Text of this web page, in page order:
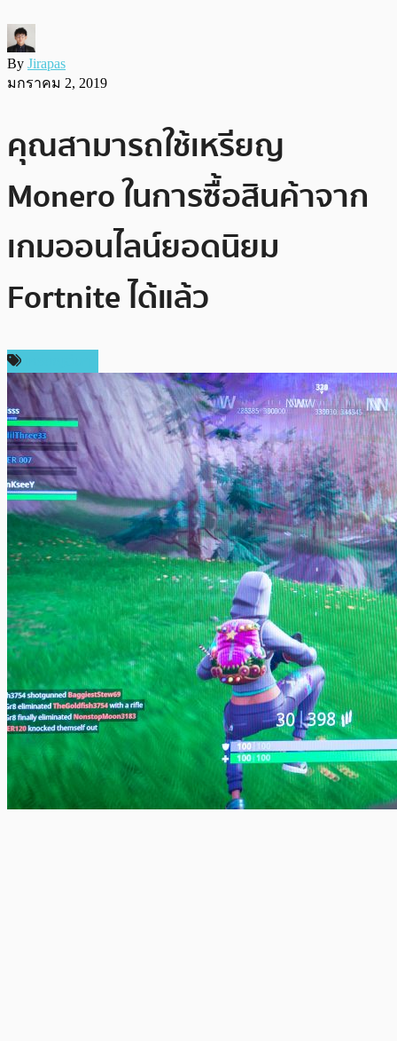
By Jirapas
มกราคม 2, 2019
คุณสามารถใช้เหรียญ
Monero ในการซื้อสินค้าจาก
เกมออนไลน์ยอดนิยม
Fortnite ได้แล้ว